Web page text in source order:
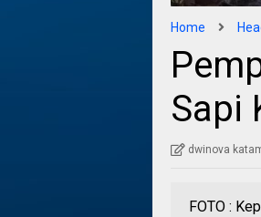
Home
Sapi
dwinova
FOTO :